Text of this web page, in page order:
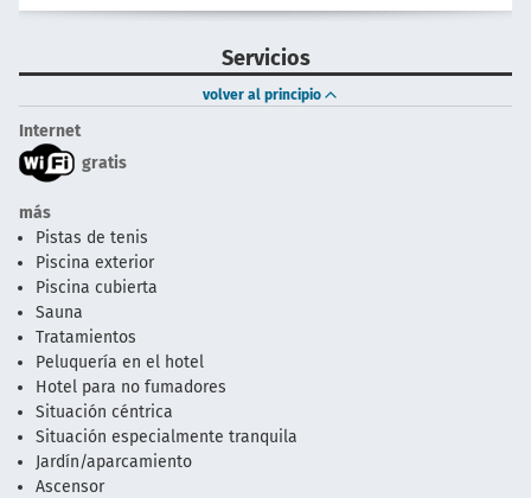
Servicios
volver al principio
Internet
gratis
más
Pistas de tenis
Piscina exterior
Piscina cubierta
Sauna
Tratamientos
Peluquería en el hotel
Hotel para no fumadores
Situación céntrica
Situación especialmente tranquila
Jardín/aparcamiento
Ascensor